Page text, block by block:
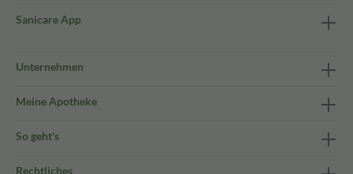
Sanicare App
Unternehmen
Meine Apotheke
So geht's
Rechtliches